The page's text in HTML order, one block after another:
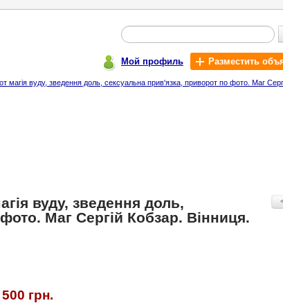
Мой профиль Разместить
магія вуду, зведення доль, сексуальна прив'язка, приворот по фото. Маг
вуду, зведення доль,
Маг Сергій Кобзар. Вінниця.
грн.